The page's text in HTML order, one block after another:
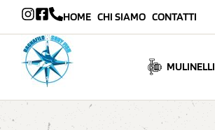
HOME CHI SIAMO CONTATTI
MULINELLI